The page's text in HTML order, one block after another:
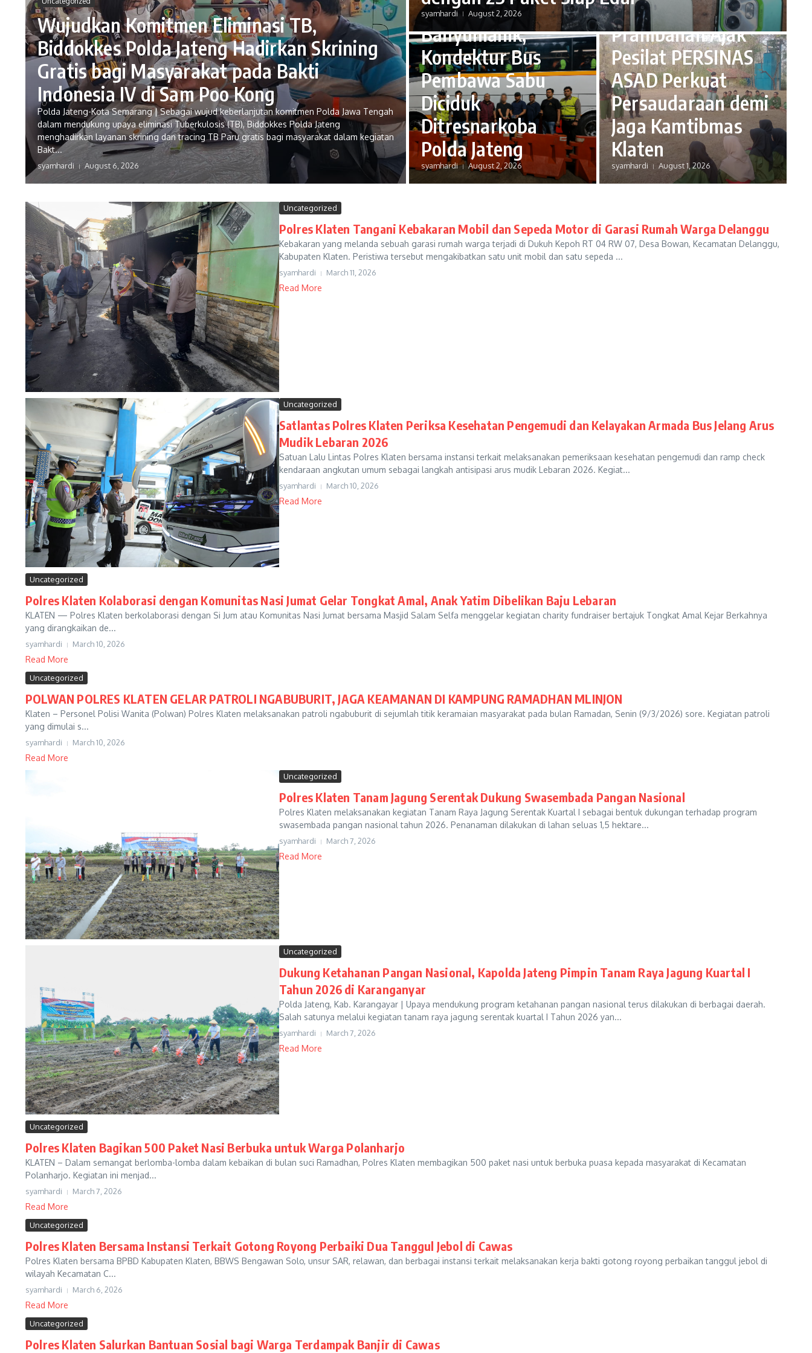
Wujudkan Komitmen Eliminasi TB,
Biddokkes Polda Jateng Hadirkan Skrining
Gratis bagi Masyarakat pada Bakti
Indonesia IV di Sam Poo Kong
Polda Jateng-Kota Semarang | Sebagai wujud keberlanjutan komitmen Polda Jawa Tengah
dalam mendukung upaya eliminasi Tuberkulosis (TB), Biddokkes Polda Jateng
menghadirkan layanan skrining dan tracing TB Paru gratis bagi masyarakat dalam kegiatan
Bakt...
syamhardi August 6, 2026
syamhardi August 2, 2026
di Gerbang Tol
Banyumanik,
Kondektur Bus
Pembawa Sabu
Diciduk
Ditresnarkoba
Polda Jateng
syamhardi August 2, 2026
Kapolsek
Prambanan Ajak
Pesilat PERSINAS
ASAD Perkuat
Persaudaraan demi
Jaga Kamtibmas
Klaten
syamhardi August 1, 2026
Uncategorized
Polres Klaten Tangani Kebakaran Mobil dan Sepeda Motor di Garasi Rumah Warga Delanggu
Kebakaran yang melanda sebuah garasi rumah warga terjadi di Dukuh Kepoh RT 04 RW 07, Desa Bowan, Kecamatan Delanggu,
Kabupaten Klaten. Peristiwa tersebut mengakibatkan satu unit mobil dan satu sepeda ...
syamhardi March 11, 2026
Read More
Uncategorized
Satlantas Polres Klaten Periksa Kesehatan Pengemudi dan Kelayakan Armada Bus Jelang Arus
Mudik Lebaran 2026
Satuan Lalu Lintas Polres Klaten bersama instansi terkait melaksanakan pemeriksaan kesehatan pengemudi dan ramp check
kendaraan angkutan umum sebagai langkah antisipasi arus mudik Lebaran 2026. Kegiat...
syamhardi March 10, 2026
Read More
Uncategorized
Polres Klaten Kolaborasi dengan Komunitas Nasi Jumat Gelar Tongkat Amal, Anak Yatim Dibelikan Baju Lebaran
KLATEN — Polres Klaten berkolaborasi dengan Si Jum atau Komunitas Nasi Jumat bersama Masjid Salam Selfa menggelar kegiatan charity fundraiser bertajuk Tongkat Amal Kejar Berkahnya
yang dirangkaikan de...
syamhardi March 10, 2026
Read More
Uncategorized
POLWAN POLRES KLATEN GELAR PATROLI NGABUBURIT, JAGA KEAMANAN DI KAMPUNG RAMADHAN MLINJON
Klaten – Personel Polisi Wanita (Polwan) Polres Klaten melaksanakan patroli ngabuburit di sejumlah titik keramaian masyarakat pada bulan Ramadan, Senin (9/3/2026) sore. Kegiatan patroli
yang dimulai s...
syamhardi March 10, 2026
Read More
Uncategorized
Polres Klaten Tanam Jagung Serentak Dukung Swasembada Pangan Nasional
Polres Klaten melaksanakan kegiatan Tanam Raya Jagung Serentak Kuartal I sebagai bentuk dukungan terhadap program
swasembada pangan nasional tahun 2026. Penanaman dilakukan di lahan seluas 1,5 hektare...
syamhardi March 7, 2026
Read More
Uncategorized
Dukung Ketahanan Pangan Nasional, Kapolda Jateng Pimpin Tanam Raya Jagung Kuartal I
Tahun 2026 di Karanganyar
Polda Jateng, Kab. Karangayar | Upaya mendukung program ketahanan pangan nasional terus dilakukan di berbagai daerah.
Salah satunya melalui kegiatan tanam raya jagung serentak kuartal I Tahun 2026 yan...
syamhardi March 7, 2026
Read More
Uncategorized
Polres Klaten Bagikan 500 Paket Nasi Berbuka untuk Warga Polanharjo
KLATEN – Dalam semangat berlomba-lomba dalam kebaikan di bulan suci Ramadhan, Polres Klaten membagikan 500 paket nasi untuk berbuka puasa kepada masyarakat di Kecamatan
Polanharjo. Kegiatan ini menjad...
syamhardi March 7, 2026
Read More
Uncategorized
Polres Klaten Bersama Instansi Terkait Gotong Royong Perbaiki Dua Tanggul Jebol di Cawas
Polres Klaten bersama BPBD Kabupaten Klaten, BBWS Bengawan Solo, unsur SAR, relawan, dan berbagai instansi terkait melaksanakan kerja bakti gotong royong perbaikan tanggul jebol di
wilayah Kecamatan C...
syamhardi March 6, 2026
Read More
Uncategorized
Polres Klaten Salurkan Bantuan Sosial bagi Warga Terdampak Banjir di Cawas